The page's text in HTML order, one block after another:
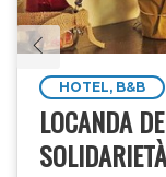
HOTEL, B&B
LOCANDA
SOLIDARIETÀ